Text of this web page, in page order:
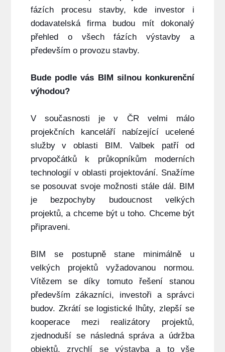
fázích procesu stavby, kde investor i
dodavatelská firma budou mít dokonalý
přehled o všech fázích výstavby a
především o provozu stavby.
Bude podle vás BIM silnou konkurenční
výhodou?
V současnosti je v ČR velmi málo
projekčních kanceláří nabízející ucelené
služby v oblasti BIM. Valbek patří od
prvopočátků k průkopníkům moderních
technologií v oblasti projektování. Snažíme
se posouvat svoje možnosti stále dál. BIM
je bezpochyby budoucnost velkých
projektů, a chceme být u toho. Chceme být
připraveni.
BIM se postupně stane minimálně u
velkých projektů vyžadovanou normou.
Vítězem se díky tomuto řešení stanou
především zákazníci, investoři a správci
budov. Zkrátí se logistické lhůty, zlepší se
kooperace mezi realizátory projektů,
zjednoduší se následná správa a údržba
objektů, zrychlí se výstavba a to vše